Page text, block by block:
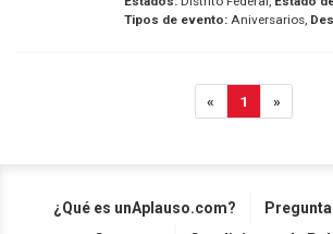
Tipos de evento:Aniversarios,
« 1 »
¿Qué es unAplauso.com?